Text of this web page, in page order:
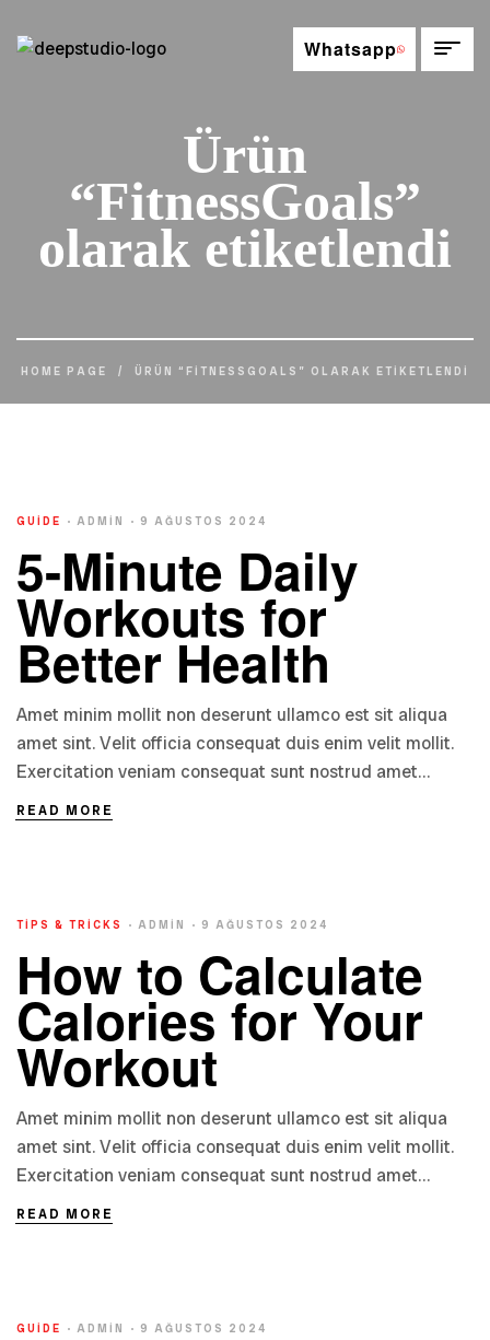
Whatsapp
Ürün
“FitnessGoals”
olarak etiketlendi
HOME PAGE / ÜRÜN “FITNESSGOALS” OLARAK ETIKETLENDI
GUIDE ADMIN 9 AĞUSTOS 2024
5-Minute Daily
Workouts for
Better Health
Amet minim mollit non deserunt ullamco est sit aliqua
amet sint. Velit officia consequat duis enim velit mollit.
Exercitation veniam consequat sunt nostrud amet…
READ MORE
TIPS & TRICKS ADMIN 9 AĞUSTOS 2024
How to Calculate
Calories for Your
Workout
Amet minim mollit non deserunt ullamco est sit aliqua
amet sint. Velit officia consequat duis enim velit mollit.
Exercitation veniam consequat sunt nostrud amet…
READ MORE
GUIDE ADMIN 9 AĞUSTOS 2024